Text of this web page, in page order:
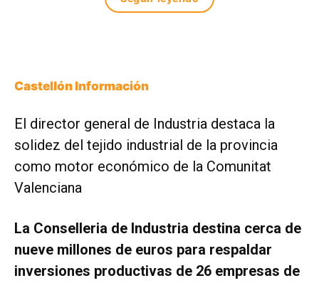
Castellón Información
El director general de Industria destaca la
solidez del tejido industrial de la provincia
como motor económico de la Comunitat
Valenciana
La Conselleria de Industria destina cerca de
nueve millones de euros para respaldar
inversiones productivas de 26 empresas de